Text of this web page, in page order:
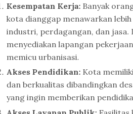
Kesempatan Kerja: Banyak
kota dianggap menawarkan
industri, perdagangan, dan jasa.
menyediakan lapangan
memicu urbanisasi.
Akses Pendidikan: Kota
dan berkualitas dibandingkan
yang ingin memberikan